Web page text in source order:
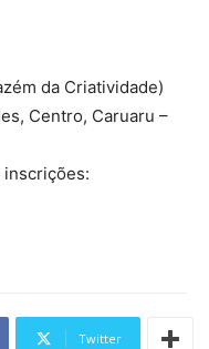
da Criatividade)
Centro, Caruaru –
inscrições:
Twitter